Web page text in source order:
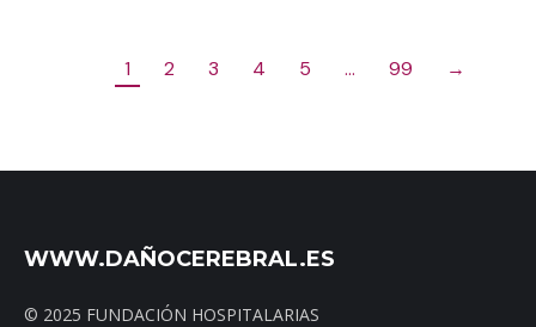
1 2 3 4 5 … 99 →
WWW.DAÑOCEREBRAL.ES
© 2025 FUNDACIÓN HOSPITALARIAS